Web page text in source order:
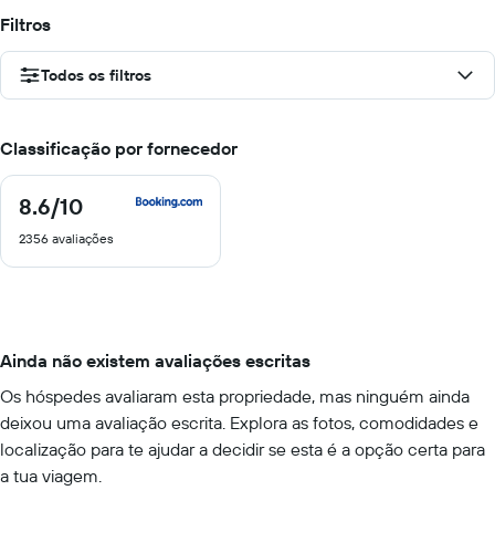
Filtros
Todos os filtros
Classificação por fornecedor
8.6/10
8.6
10
2356 avaliações
Ainda não existem avaliações escritas
Os hóspedes avaliaram esta propriedade, mas ninguém ainda
deixou uma avaliação escrita. Explora as fotos, comodidades e
localização para te ajudar a decidir se esta é a opção certa para
a tua viagem.